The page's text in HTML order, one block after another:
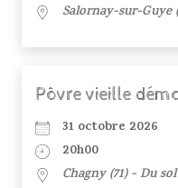
Salornay-sur-Guye
Pôvre vieille
31 octobre 2026
20h00
Chagny (71) - Du